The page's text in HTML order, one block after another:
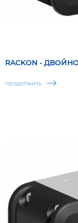
RACKON -
продолжить